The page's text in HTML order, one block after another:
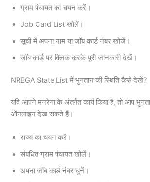
ग्राम पंचायत का चयन करें।
Job Card List खोलें।
सूची में अपना नाम या जॉब कार्ड नंबर खोजें।
जॉब कार्ड पर क्लिक करके पूरी जानकारी देखें।
NREGA State List में भुगतान की स्थिति कैसे देखें?
यदि आपने मनरेगा के अंतर्गत कार्य किया है, तो आप
ऑनलाइन देख सकते हैं।
राज्य का चयन करें।
संबंधित ग्राम पंचायत खोलें।
अपना जॉब कार्ड नंबर चुनें।